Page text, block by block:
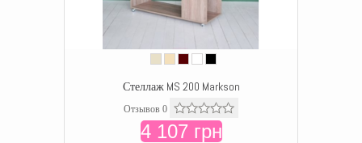
Стеллаж MS 200 Markson
Отзывов 0
4 107 грн